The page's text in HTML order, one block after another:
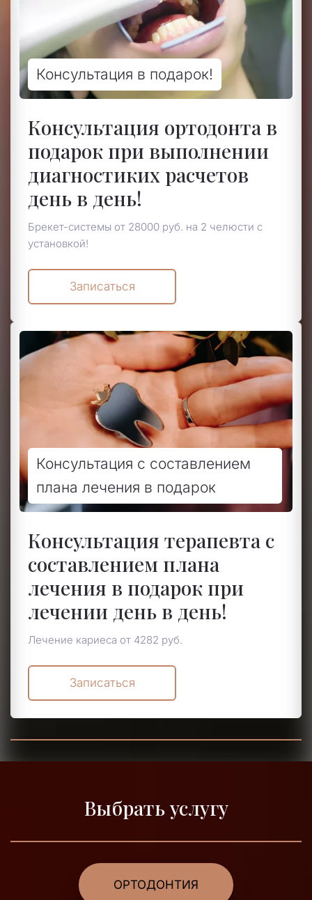
Консультация ортодонта в
подарок при выполнении
диагностиких расчетов
день в день!
Консультация в подарок!
Брекет-системы от 28000 руб. на 2 челюсти с
установкой!
Записаться
Консультация терапевта с
составлением плана
лечения в подарок при
лечении день в день!
Консультация с составлением
плана лечения в подарок
Лечение кариеса от 4282 руб.
Записаться
Выбрать услугу
ОРТОДОНТИЯ